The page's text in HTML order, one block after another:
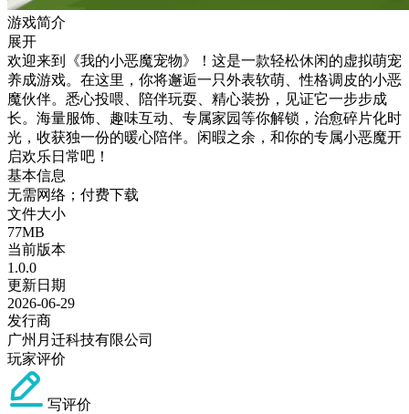
游戏简介
展开
欢迎来到《我的小恶魔宠物》！这是一款轻松休闲的虚拟萌宠
养成游戏。在这里，你将邂逅一只外表软萌、性格调皮的小恶
魔伙伴。悉心投喂、陪伴玩耍、精心装扮，见证它一步步成
长。海量服饰、趣味互动、专属家园等你解锁，治愈碎片化时
光，收获独一份的暖心陪伴。闲暇之余，和你的专属小恶魔开
启欢乐日常吧！
基本信息
无需网络；付费下载
文件大小
77MB
当前版本
1.0.0
更新日期
2026-06-29
发行商
广州月迁科技有限公司
玩家评价
写评价